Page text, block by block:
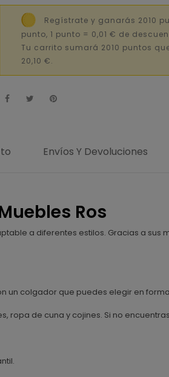
Regístrate y ganarás 2010
punto, 1 punto = 0,01 € de
Tu carrito sumará 2010 puntos
20,10 €.
Envíos Y Devoluciones
Ros
a diferentes estilos. Gracias a
un colgador que puedes elegir en
de cuna y cojines. Si no